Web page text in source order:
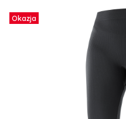
Okazja